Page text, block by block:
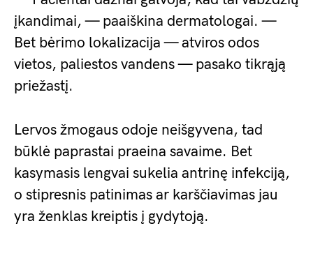
įkandimai, — paaiškina dermatologai. —
Bet bėrimo lokalizacija — atviros odos
vietos, paliestos vandens — pasako tikrąją
priežastį.
Lervos žmogaus odoje neišgyvena, tad
būklė paprastai praeina savaime. Bet
kasymasis lengvai sukelia antrinę infekciją,
o stipresnis patinimas ar karščiavimas jau
yra ženklas kreiptis į gydytoją.